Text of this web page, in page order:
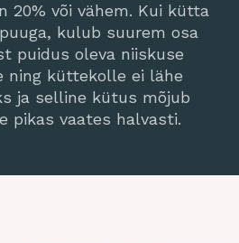
20% või vähem. Kui kütta
kulub suurem osa
puidus oleva niiskuse
ning küttekolle ei lähe
ja selline kütus mõjub
pikas vaates halvasti.